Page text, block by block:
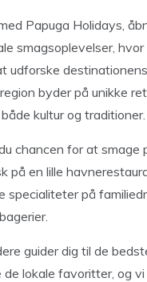
Papuga Holidays,
smagsoplevelser, hvor
udforske
byder på unikke
kultur og traditioner.
chancen for at smage
på en lille
specialiteter på
guider dig til de
de lokale favoritter, og